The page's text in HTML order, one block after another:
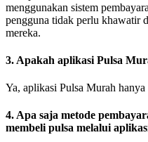
menggunakan sistem
pengguna tidak perlu khawatir
mereka.
3. Apakah aplikasi Pulsa
Ya, aplikasi Pulsa Murah
4. Apa saja metode
membeli pulsa melalui